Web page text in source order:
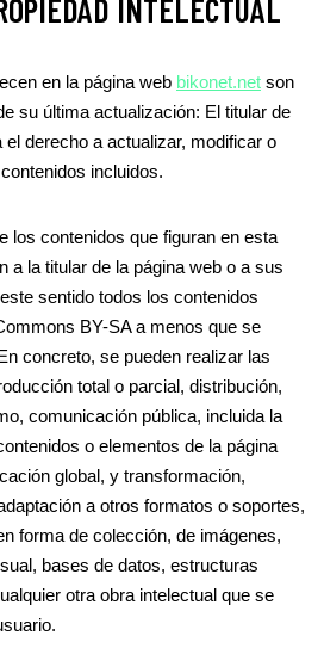
INTELECTUAL
en la página web bikonet.net son
su última actualización: El titular de
derecho a actualizar, modificar o
incluidos.
los contenidos que figuran en esta
a la titular de la página web o a sus
sentido todos los contenidos
BY-SA a menos que se
concreto, se pueden realizar las
total o parcial, distribución,
comunicación pública, incluida la
o elementos de la página
global, y transformación,
a otros formatos o soportes,
forma de colección, de imágenes,
bases de datos, estructuras
otra obra intelectual que se